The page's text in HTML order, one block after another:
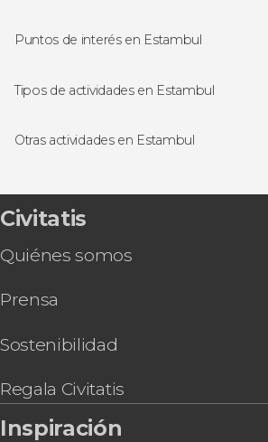
Puntos de interés en Estambul
Palacio de Topkapi
Cisterna Basílica
Tipos de actividades en Estambul
Free tours en Estambul
Baños turcos en Estambul
Excursiones de un día desde
Otras actividades en Estambul
Entradas a Santa Sofía, Mezquita
de Topkapi y Cisterna Basílica
Entradas al Palacio de
Tour por los palacios y mezquitas
Tour de 7 días por lo mejor de
Entradas al Palacio Beylerbeyi sin
Audioguía
Taller de lámparas turcas en
Civitatis
Quiénes somos
Prensa
Sostenibilidad
Regala Civitatis
Inspiración